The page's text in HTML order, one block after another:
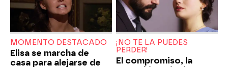
MOMENTO DESTACADO
Elisa se marcha de
casa para alejarse de
¡NO TE LA PUEDES
PERDER!
El compromiso, la